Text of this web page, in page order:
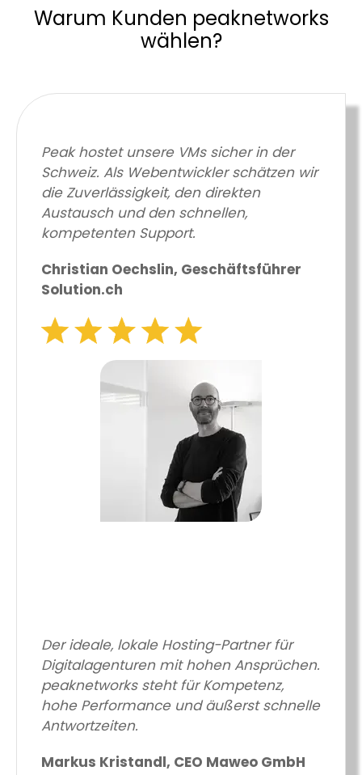
Warum Kunden peaknetworks
wählen?
Peak hostet unsere VMs sicher in der
Schweiz. Als Webentwickler schätzen wir
die Zuverlässigkeit, den direkten
Austausch und den schnellen,
kompetenten Support.
Christian Oechslin, Geschäftsführer
Solution.ch
Der ideale, lokale Hosting-Partner für
Digitalagenturen mit hohen Ansprüchen.
peaknetworks steht für Kompetenz,
hohe Performance und äußerst schnelle
Antwortzeiten.
Markus Kristandl, CEO Maweo GmbH